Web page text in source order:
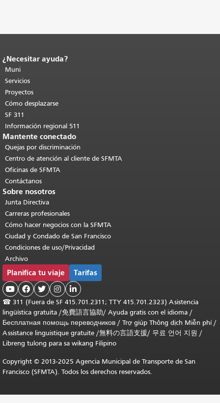
Fin del contenido de la página.
de esta página se repite en todas las
páginas.Volver al principio del
contenido principal
¿Necesitar ayuda?
Muni
Servicios
Proyectos
Cómo desplazarse
SF 311
Información regional 511
Mantente conectado
Quejas por discriminación
Centro de atención al cliente de SFMTA
Oficinas de SFMTA
Contáctanos
Sobre nosotros
Junta Directiva
Carreras profesionales
Cómo hacer negocios con la SFMTA
Ciudad y Condado de San Francisco
Condiciones de uso/Privacidad
Archivo
Planifica tu viaje Tarifas
    
☎ 311 (Fuera de SF 415.701.2311; TTY 415.701.2323) Asistencia
lingüística gratuita /免費語言協助/ Ayuda gratis con el idioma /
Бесплатная помощь переводчиков / Trợ giúp Thông dịch Miễn phí/
Assistance linguistique gratuite /無料の言語支援/ 무료 언어 지원 /
Libreng tulong para sa wikang Filipino
Copyright © 2013-2025 Agencia Municipal de Transporte de San
Francisco (SFMTA). Todos los derechos reservados.